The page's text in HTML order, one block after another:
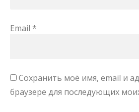
Email *
Сохранить моё имя, email и
браузере для последующих